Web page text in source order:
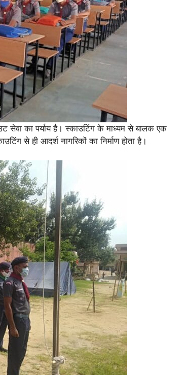
सेवा का पर्याय है। स्काउटिंग के माध्यम से बालक एक
से ही आदर्श नागरिकों का निर्माण होता है।